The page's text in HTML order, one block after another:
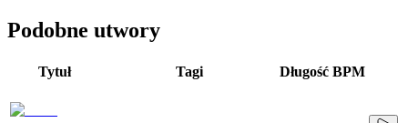
Podobne utwory
Tytuł Tagi Długość BPM